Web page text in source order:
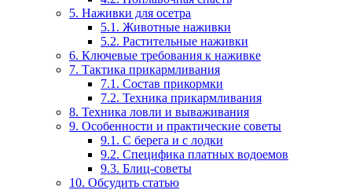
5. Наживки для осетра
5.1. Животные наживки
5.2. Растительные наживки
6. Ключевые требования к наживке
7. Тактика прикармливания
7.1. Состав прикормки
7.2. Техника прикармливания
8. Техника ловли и вываживания
9. Особенности и практические советы
9.1. С берега и с лодки
9.2. Специфика платных водоемов
9.3. Блиц-советы
10. Обсудить статью